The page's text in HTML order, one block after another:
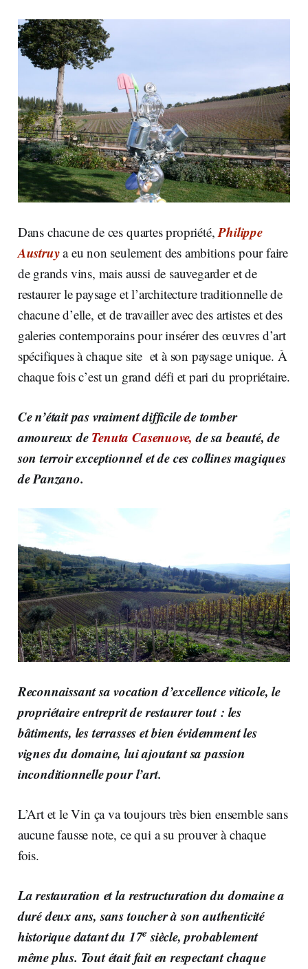
Dans chacune de ces quartes propriété,Philippe
Austruya eu non seulement des ambitions pour faire
de grands vins, mais aussi de sauvegarder et de
restaurer le paysage et l’architecture traditionnelle de
chacune d’elle, et de travailler avec des artistes et des
galeries contemporains pour insérer des œuvres d’art
spécifiques à chaque site et à son paysage unique. À
chaque fois c’est un grand défi et pari du propriétaire.
Ce n’était pas vraiment difficile de tomber
amoureux deTenuta Casenuove, de sa beauté, de
son terroir exceptionnel et de ces collines magiques
de Panzano.
Reconnaissant sa vocation d’excellence viticole, le
propriétaire entreprit de restaurer tout : les
bâtiments, les terrasses et bien évidemment les
vignes du domaine, lui ajoutant sa passion
inconditionnelle pour l’art.
L’Art et le Vin ça va toujours très bien ensemble sans
aucune fausse note, ce qui a su prouver à chaque
fois.
La restauration et la restructuration du domaine a
duré deux ans, sans toucher à son authenticité
historique datant du 17esiècle, probablement
même plus. Tout était fait en respectant chaque